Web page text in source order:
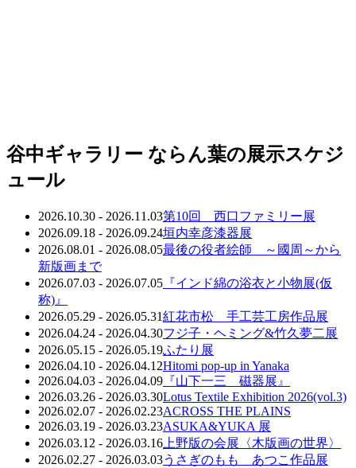
谷中ギャラリー ならん葉の展示スケジ
ュール
2026.10.30 - 2026.11.03第10回 西口ファミリー展
2026.09.18 - 2026.09.24垣内幸彦漆器展
2026.08.01 - 2026.08.05最後の役者絵師 ～國周～から
新版画まで
2026.07.03 - 2026.07.05 『インド綿の浴衣と小物展(仮
称)』
2026.05.29 - 2026.05.31紅花市松 手工芸工房作品展
2026.04.24 - 2026.04.30フジ子・ヘミング&竹久夢二展
2026.05.15 - 2026.05.19ふたり展
2026.04.10 - 2026.04.12Hitomi pop-up in Yanaka
2026.04.03 - 2026.04.09 『山下一三 磁器展』
2026.03.26 - 2026.03.30Lotus Textile Exhibition 2026(vol.3)
2026.02.07 - 2026.02.23ACROSS THE PLAINS
2026.03.19 - 2026.03.23ASUKA&YUKA 展
2026.03.12 - 2026.03.16 上野版の会展〈木版画の世界〉
2026.02.27 - 2026.03.03うさぎのもも あつこ作品展